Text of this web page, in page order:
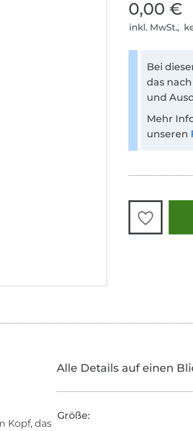
0,00 €
inkl. MwSt.,
Bei
das
und
Mehr
unseren
Kopf, das
Alle Details auf einen
Größe: